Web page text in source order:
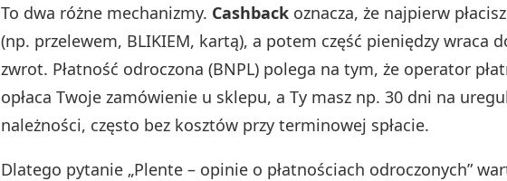
To dwa różne mechanizmy. Cashback oznacza, że najpierw
(np. przelewem, BLIKIEM, kartą), a potem część pieniędzy wraca
zwrot. Płatność odroczona (BNPL) polega na tym, że operator
opłaca Twoje zamówienie u sklepu, a Ty masz np. 30 dni na
należności, często bez kosztów przy terminowej spłacie.
Dlatego pytanie „Plente – opinie o płatnościach odroczonych”